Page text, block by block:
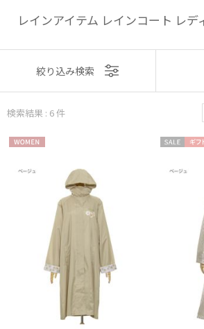
レインアイテム レインコート レデ
絞り込み
レディース
カテゴリー
ブランド
表示
おすすめ
価格の高い
価格の低い
人気順
売上点数順
お気に入り
絞り込み検索
検索結果 : 6件
ル
向け